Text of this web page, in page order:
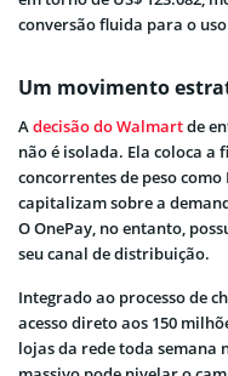
conversão fluida para o
Um movimento
Adecisão do Walmartde
não é isolada. Ela coloca a
concorrentes de peso como
capitalizam sobre a
O OnePay, no entanto,
seu canal de distribuição.
Integrado ao processo de
acesso direto aos 150
lojas da rede toda semana